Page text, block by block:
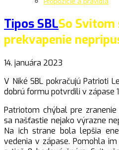
Tipos SBLSo Svitom
prekvapenie
14. januára 2023
V Niké SBL pokračujú Patrioti
dobrú formu potvrdili v zápase
Patriotom chýbal pre
sa našťastie nejako výrazne
Na ich strane bola lepšia
vedenia v zápase. Pomohla